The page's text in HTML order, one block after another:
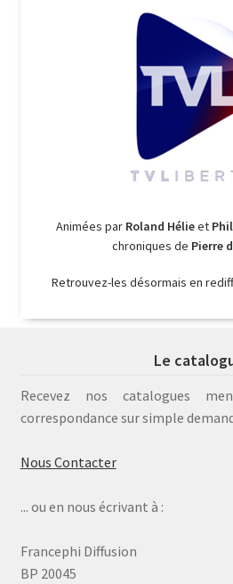
Animées par Roland Hélieet
chroniques de Pierre
Retrouvez-les désormais en
Le
Recevez nos catalogues
correspondance sur simple
Nous Contacter
... ou en nous écrivant à :
Francephi Diffusion
BP 20045